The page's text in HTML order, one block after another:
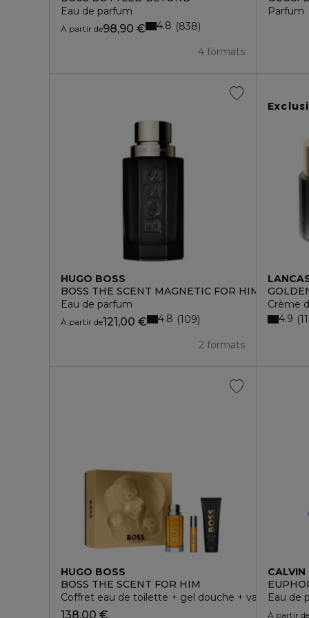
Eau de parfum
À partir de98,90 €
4 formats
4.8 838
Parfum
HUGO BOSS
BOSS THE SCENT MAGNETIC FOR HIM
Eau de parfum
À partir de121,00 €
2 formats
4.8 109
Crème
4.9
HUGO BOSS
BOSS THE SCENT FOR HIM
Coffret eau de toilette + gel douche + vaporisateur
138,00 €
CALVIN
Eau de
À partir de